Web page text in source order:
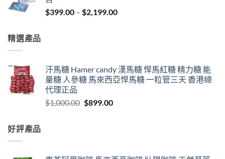
$399.00 – $2,199.00Price
精選產品
汗馬糖 Hamer candy 漢馬糖 悍馬紅糖 精力糖 能
量糖 人參糖 馬來西亞悍馬糖 一粒管三天 香港總
代理正品
$1,000.00 Original
$899.00Current
好評產品